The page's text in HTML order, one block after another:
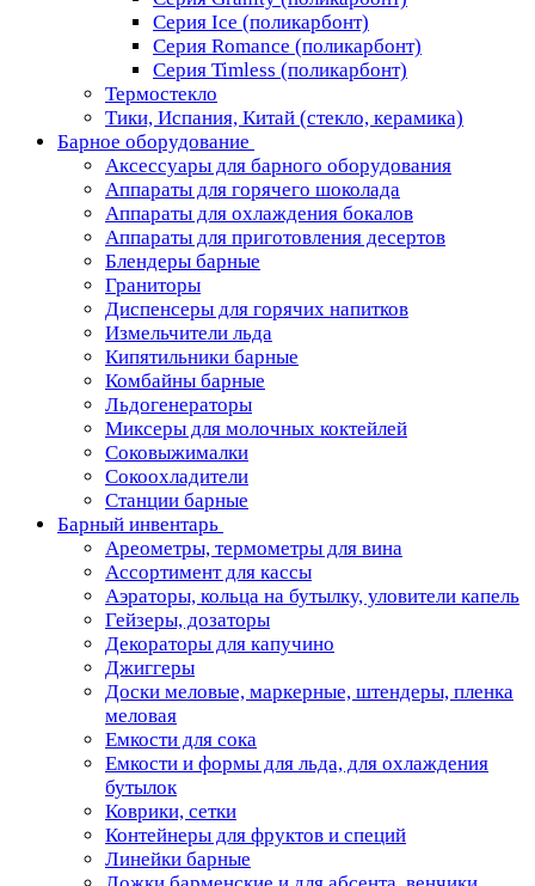
Серия Ice (поликарбонт)
Серия Romance (поликарбонт)
Серия Timless (поликарбонт)
Термостекло
Тики, Испания, Китай (стекло, керамика)
Барное оборудование
Аксессуары для барного оборудования
Аппараты для горячего шоколада
Аппараты для охлаждения бокалов
Аппараты для приготовления десертов
Блендеры барные
Граниторы
Диспенсеры для горячих напитков
Измельчители льда
Кипятильники барные
Комбайны барные
Льдогенераторы
Миксеры для молочных коктейлей
Соковыжималки
Сокоохладители
Станции барные
Барный инвентарь
Ареометры, термометры для вина
Ассортимент для кассы
Аэраторы, кольца на бутылку, уловители капель
Гейзеры, дозаторы
Декораторы для капучино
Джиггеры
Доски меловые, маркерные, штендеры, пленка
меловая
Емкости для сока
Емкости и формы для льда, для охлаждения
бутылок
Коврики, сетки
Контейнеры для фруктов и специй
Линейки барные